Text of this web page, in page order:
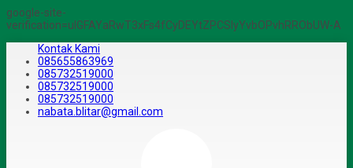
google-site-
verification=ulGFAYaRwT3xFs4fCyDEYtZPCSlyYvbOPvhRRObUW-A
Kontak Kami
085655863969
085732519000
085732519000
085732519000
nabata.blitar@gmail.com